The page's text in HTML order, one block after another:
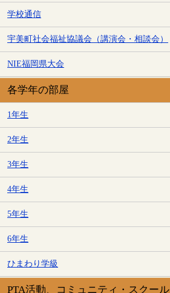
学校通信
宇美町社会福祉協議会（講演会・相談会）
NIE福岡県大会
各学年の部屋
1年生
2年生
3年生
4年生
5年生
6年生
ひまわり学級
PTA活動、コミュニティ・スクール